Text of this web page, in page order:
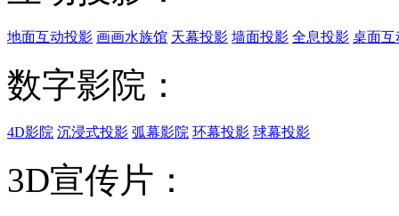
地面互动投影 画画水族馆 天幕投影 墙面投影 全息投影 桌面互
数字影院：
4D影院 沉浸式投影 弧幕影院 环幕投影 球幕投影
3D宣传片：